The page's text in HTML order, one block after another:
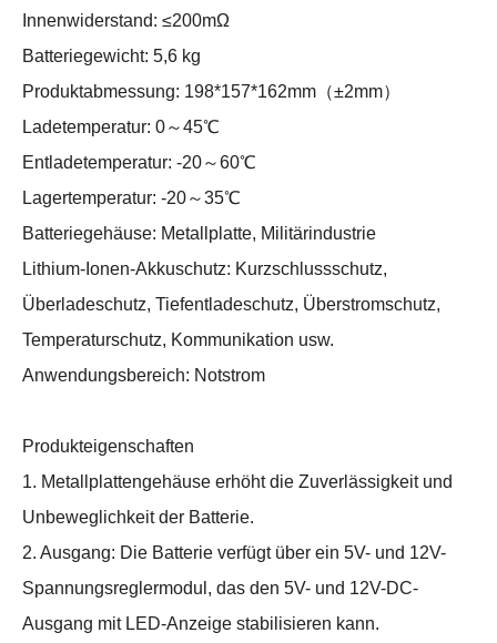
Innenwiderstand: ≤200mΩ
Batteriegewicht: 5,6 kg
Produktabmessung: 198*157*162mm（±2mm）
Ladetemperatur: 0～45℃
Entladetemperatur: -20～60℃
Lagertemperatur: -20～35℃
Batteriegehäuse: Metallplatte, Militärindustrie
Lithium-Ionen-Akkuschutz: Kurzschlussschutz,
Überladeschutz, Tiefentladeschutz, Überstromschutz,
Temperaturschutz, Kommunikation usw.
Anwendungsbereich: Notstrom
Produkteigenschaften
1. Metallplattengehäuse erhöht die Zuverlässigkeit und
Unbeweglichkeit der Batterie.
2. Ausgang: Die Batterie verfügt über ein 5V- und 12V-
Spannungsreglermodul, das den 5V- und 12V-DC-
Ausgang mit LED-Anzeige stabilisieren kann.